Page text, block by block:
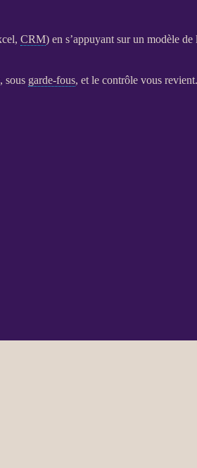
CRM) en s’appuyant sur un modèle de
sous garde-fous, et le contrôle vous revient.